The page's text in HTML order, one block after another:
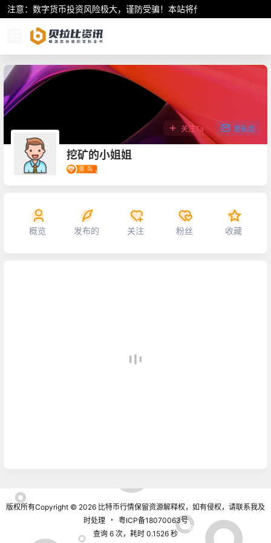
注意：数字货币投资风险极大，谨防受骗！本站将作为行业资讯共享
挖矿的小姐姐
关注Ta 发私信
概览 发布的 关注 粉丝 收藏
版权所有Copyright © 2026 比特币行情保留资源解释权，如有侵权，请联系我及
时处理
・ 粤ICP备18070063号
查询 6 次，耗时 0.1526 秒